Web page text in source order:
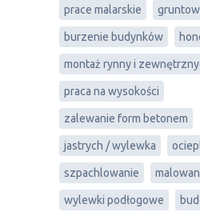
prace malarskie
burzenie budynków
montaż rynny i
praca na wysokości
zalewanie form betonem
jastrych / wylewka
szpachlowanie
wylewki podłogowe